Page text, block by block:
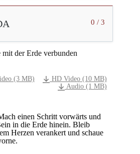
0 / 3
der Erde verbunden
(3 MB)
HD Video (10 MB)
Audio (1 MB)
einen Schritt vorwärts und
in die Erde hinein. Bleib
Herzen verankert und schaue